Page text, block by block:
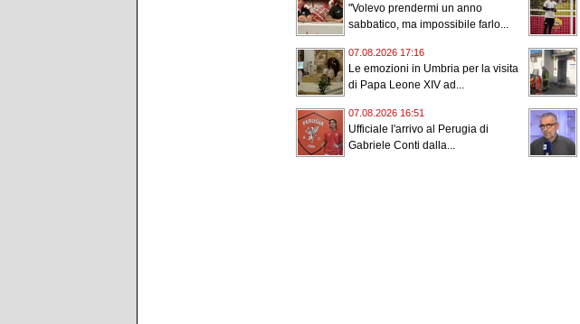
"Volevo prendermi un anno
sabbatico, ma impossibile farlo...
07.08.2026 17:16
Le emozioni in Umbria per la visita
di Papa Leone XIV ad...
07.08.2026 16:51
Ufficiale l'arrivo al Perugia di
Gabriele Conti dalla...